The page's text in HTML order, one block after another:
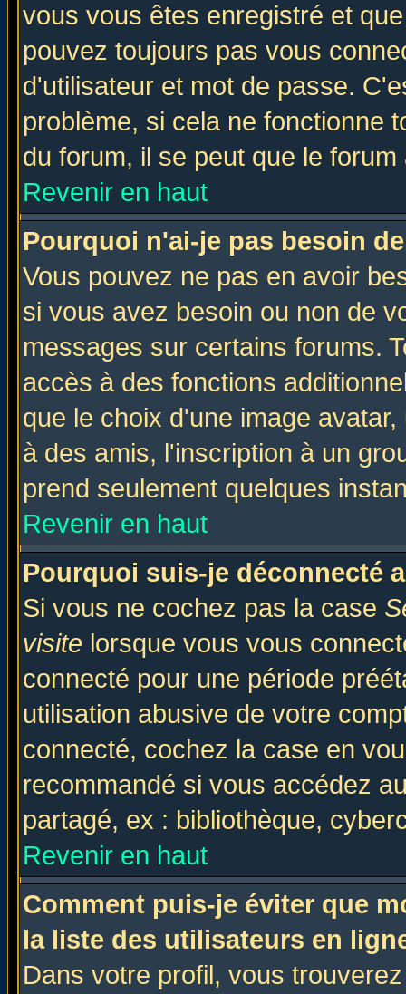
vous vous êtes enregistré et
pouvez toujours pas vous
d'utilisateur et mot de passe.
problème, si cela ne fonctionne
du forum, il se peut que le
Revenir en haut
Pourquoi n'ai-je pas besoin
Vous pouvez ne pas en avoir
si vous avez besoin ou non de
messages sur certains forums.
accès à des fonctions
que le choix d'une image
à des amis, l'inscription à un
prend seulement quelques
Revenir en haut
Pourquoi suis-je déconnecté
Si vous ne cochez pas la case
visite lorsque vous vous
connecté pour une période
utilisation abusive de votre
connecté, cochez la case en
recommandé si vous accédez
partagé, ex : bibliothèque,
Revenir en haut
Comment puis-je éviter que
la liste des utilisateurs en
Dans votre profil, vous